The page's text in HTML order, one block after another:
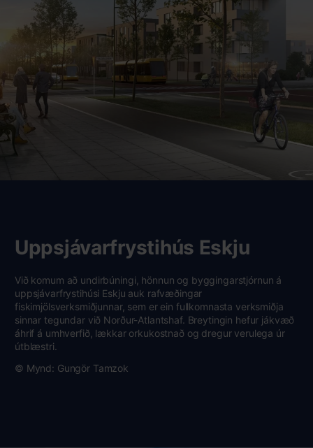
Uppsjávarfrystihús Eskju
Við komum að undirbúningi, hönnun og byggingarstjórnun á
uppsjávarfrystihúsi Eskju auk rafvæðingar
fiskimjölsverksmiðjunnar, sem er ein fullkomnasta verksmiðja
sinnar tegundar við Norður-Atlantshaf. Breytingin hefur jákvæð
áhrif á umhverfið, lækkar orkukostnað og dregur verulega úr
útblæstri.
© Mynd: Gungör Tamzok